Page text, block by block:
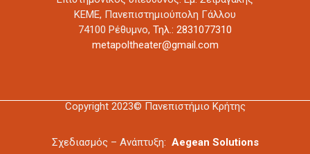
ΚΕΜΕ, Πανεπιστημιούπολη Γάλλου
74100 Ρέθυμνο, Τηλ.: 2831077310
metapoltheater@gmail.com
Copyright 2023© Πανεπιστήμιο Κρήτης
Σχεδιασμός – Ανάπτυξη: Aegean Solutions